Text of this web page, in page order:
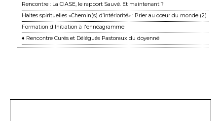
Rencontre : La CIASE, le rapport Sauvé. Et maintenant ?
Haltes spirituelles «Chemin(s) d’intériorité» : Prier au cœur du monde (2)
Formation d'Initiation à l'ennéagramme
♦ Rencontre Curés et Délégués Pastoraux du doyenné